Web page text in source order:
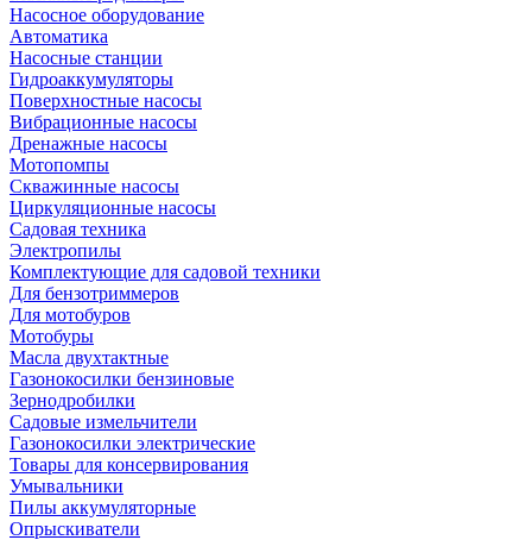
Насосное оборудование
Автоматика
Насосные станции
Гидроаккумуляторы
Поверхностные насосы
Вибрационные насосы
Дренажные насосы
Мотопомпы
Скважинные насосы
Циркуляционные насосы
Садовая техника
Электропилы
Комплектующие для садовой техники
Для бензотриммеров
Для мотобуров
Мотобуры
Масла двухтактные
Газонокосилки бензиновые
Зернодробилки
Садовые измельчители
Газонокосилки электрические
Товары для консервирования
Умывальники
Пилы аккумуляторные
Опрыскиватели